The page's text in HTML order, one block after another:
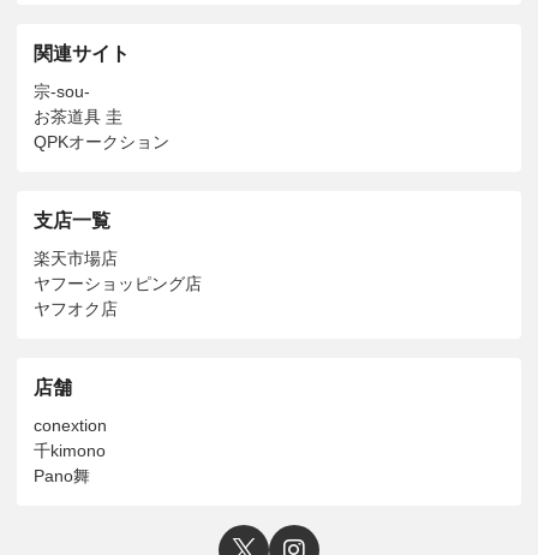
関連サイト
宗-sou-
お茶道具 圭
QPKオークション
支店一覧
楽天市場店
ヤフーショッピング店
ヤフオク店
店舗
conextion
千kimono
Pano舞